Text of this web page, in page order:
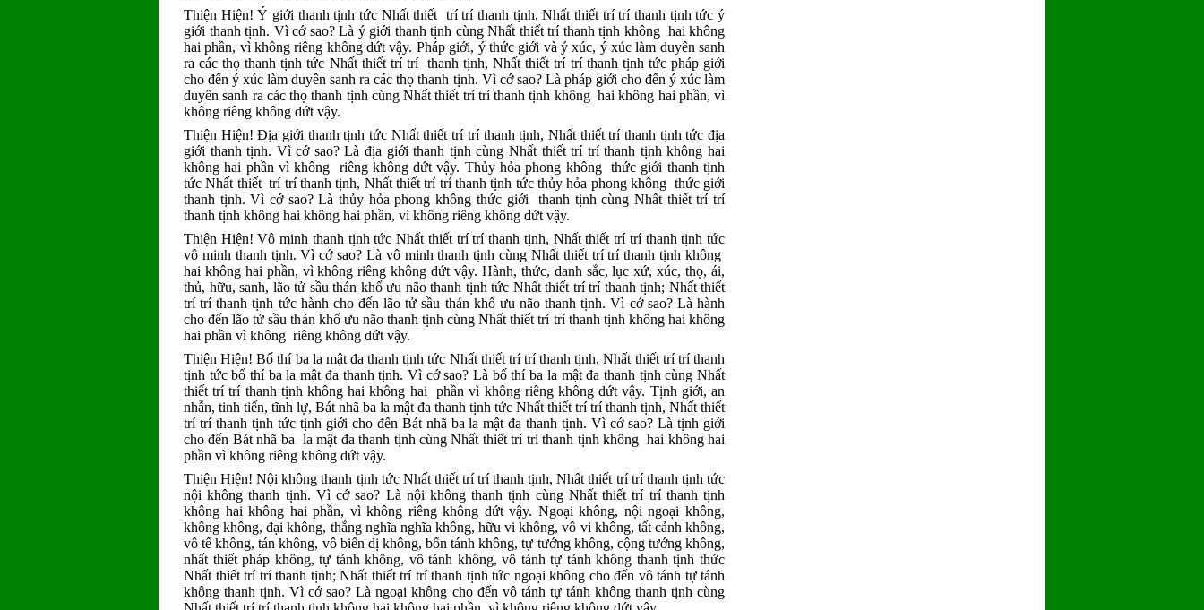
Thiện Hiện! Ý giới thanh tịnh tức Nhất thiết trí trí thanh tịnh, Nhất thiết trí trí thanh tịnh tức ý
giới thanh tịnh. Vì cớ sao? Là ý giới thanh tịnh cùng Nhất thiết trí thanh tịnh không hai không
hai phần, vì không riêng không dứt vậy. Pháp giới, ý thức giới và ý xúc, ý xúc làm duyên sanh
ra các thọ thanh tịnh tức Nhất thiết trí trí thanh tịnh, Nhất thiết trí trí thanh tịnh tức pháp giới
cho đến ý xúc làm duyên sanh ra các thọ thanh tịnh. Vì cớ sao? Là pháp giới cho đến ý xúc làm
duyên sanh ra các thọ thanh tịnh cùng Nhất thiết trí trí thanh tịnh không hai không hai phần, vì
không riêng không dứt vậy.
Thiện Hiện! Ðịa giới thanh tịnh tức Nhất thiết trí trí thanh tịnh, Nhất thiết trí thanh tịnh tức địa
giới thanh tịnh. Vì cớ sao? Là địa giới thanh tịnh cùng Nhất thiết trí trí thanh tịnh không hai
không hai phần vì không riêng không dứt vậy. Thủy hỏa phong không thức giới thanh tịnh
tức Nhất thiết trí trí thanh tịnh, Nhất thiết trí trí thanh tịnh tức thủy hỏa phong không thức giới
thanh tịnh. Vì cớ sao? Là thủy hỏa phong không thức giới thanh tịnh cùng Nhất thiết trí trí
thanh tịnh không hai không hai phần, vì không riêng không dứt vậy.
Thiện Hiện! Vô minh thanh tịnh tức Nhất thiết trí trí thanh tịnh, Nhất thiết trí trí thanh tịnh tức
vô minh thanh tịnh. Vì cớ sao? Là vô minh thanh tịnh cùng Nhất thiết trí trí thanh tịnh không
hai không hai phần, vì không riêng không dứt vậy. Hành, thức, danh sắc, lục xứ, xúc, thọ, ái,
thủ, hữu, sanh, lão tử sầu thán khổ ưu não thanh tịnh tức Nhất thiết trí trí thanh tịnh; Nhất thiết
trí trí thanh tịnh tức hành cho đến lão tử sầu thán khổ ưu não thanh tịnh. Vì cớ sao? Là hành
cho đến lão tử sầu thán khổ ưu não thanh tịnh cùng Nhất thiết trí trí thanh tịnh không hai không
hai phần vì không riêng không dứt vậy.
Thiện Hiện! Bố thí ba la mật đa thanh tịnh tức Nhất thiết trí trí thanh tịnh, Nhất thiết trí trí thanh
tịnh tức bố thí ba la mật đa thanh tịnh. Vì cớ sao? Là bố thí ba la mật đa thanh tịnh cùng Nhất
thiết trí trí thanh tịnh không hai không hai phần vì không riêng không dứt vậy. Tịnh giới, an
nhẫn, tinh tiến, tĩnh lự, Bát nhã ba la mật đa thanh tịnh tức Nhất thiết trí trí thanh tịnh, Nhất thiết
trí trí thanh tịnh tức tịnh giới cho đến Bát nhã ba la mật đa thanh tịnh. Vì cớ sao? Là tịnh giới
cho đến Bát nhã ba la mật đa thanh tịnh cùng Nhất thiết trí trí thanh tịnh không hai không hai
phần vì không riêng không dứt vậy.
Thiện Hiện! Nội không thanh tịnh tức Nhất thiết trí trí thanh tịnh, Nhất thiết trí trí thanh tịnh tức
nội không thanh tịnh. Vì cớ sao? Là nội không thanh tịnh cùng Nhất thiết trí trí thanh tịnh
không hai không hai phần, vì không riêng không dứt vậy. Ngoại không, nội ngoại không,
không không, đại không, thắng nghĩa nghĩa không, hữu vi không, vô vi không, tất cảnh không,
vô tế không, tán không, vô biến dị không, bổn tánh không, tự tướng không, cộng tướng không,
nhất thiết pháp không, tự tánh không, vô tánh không, vô tánh tự tánh không thanh tịnh thức
Nhất thiết trí trí thanh tịnh; Nhất thiết trí trí thanh tịnh tức ngoại không cho đến vô tánh tự tánh
không thanh tịnh. Vì cớ sao? Là ngoại không cho đến vô tánh tự tánh không thanh tịnh cùng